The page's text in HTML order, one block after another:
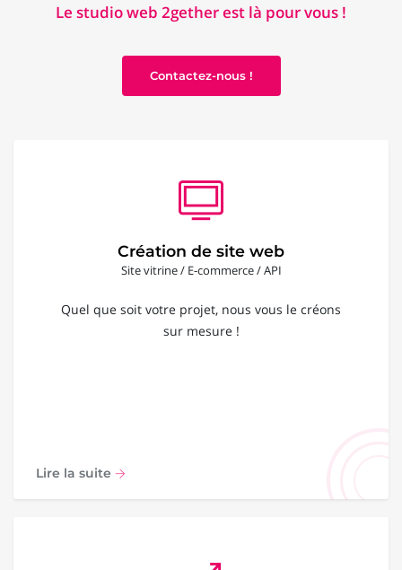
Le studio web 2gether est là pour vous !
Contactez-nous !
Création de site web
Site vitrine / E-commerce / API
Quel que soit votre projet, nous vous le créons
sur mesure !
Lire la suite